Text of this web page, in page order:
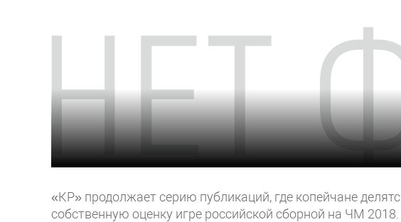
«КР» продолжает серию публикаций, где копейчане
собственную оценку игре российской сборной на ЧМ 2018.